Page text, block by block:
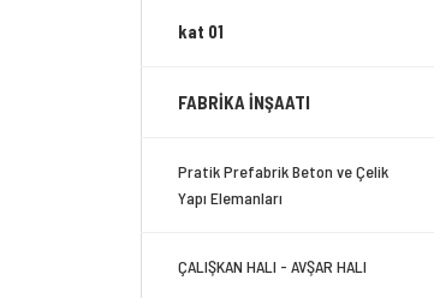
kat 01
FABRİKA İNŞAATI
Pratik Prefabrik Beton ve Çelik
Yapı Elemanları
ÇALIŞKAN HALI - AVŞAR HALI